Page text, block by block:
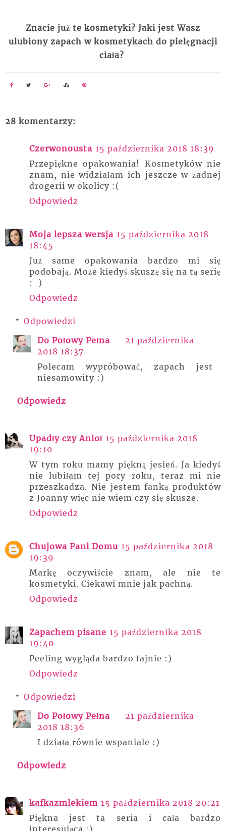
Znacie już te kosmetyki? Jaki jest Wasz
ulubiony zapach w kosmetykach do pielęgnacji
ciała?
28 komentarzy:
Czerwonousta 15 października 2018 18:39
Przepiękne opakowania! Kosmetyków nie
znam, nie widziałam ich jeszcze w żadnej
drogerii w okolicy :(
Odpowiedz
Moja lepsza wersja 15 października 2018
18:45
Już same opakowania bardzo mi się
podobają. Może kiedyś skuszę się na tą serię
:-)
Odpowiedz
Odpowiedzi
Do Połowy Pełna
21 października
2018 18:37
Polecam wypróbować, zapach jest
niesamowity :)
Odpowiedz
Upadły czy Anioł 15 października 2018
19:10
W tym roku mamy piękną jesień. Ja kiedyś
nie lubiłam tej pory roku, teraz mi nie
przeszkadza. Nie jestem fanką produktów
z Joanny więc nie wiem czy się skusze.
Odpowiedz
Chujowa Pani Domu 15 października 2018
19:39
Markę oczywiście znam, ale nie te
kosmetyki. Ciekawi mnie jak pachną.
Odpowiedz
Zapachem pisane 15 października 2018
19:40
Peeling wygląda bardzo fajnie :)
Odpowiedz
Odpowiedzi
Do Połowy Pełna
21 października
2018 18:36
I działa równie wspaniale :)
Odpowiedz
kafkazmlekiem 15 października 2018 20:21
Piękna jest ta seria i cała bardzo
interesująca :)